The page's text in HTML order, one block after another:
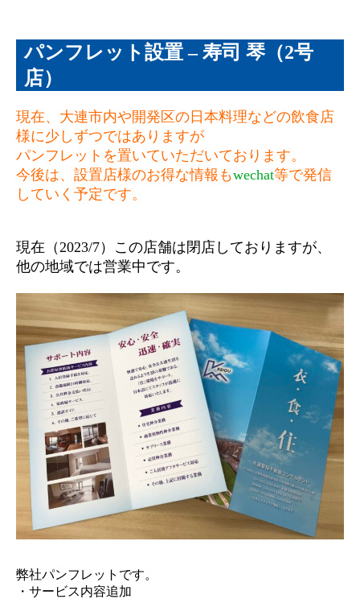
パンフレット設置 – 寿司 琴（2号
店）
現在、大連市内や開発区の日本料理などの飲食店
様に少しずつではありますが
パンフレットを置いていただいております。
今後は、設置店様のお得な情報もwechat等で発信
していく予定です。
現在（2023/7）この店舗は閉店しておりますが、
他の地域では営業中です。
弊社パンフレットです。
・サービス内容追加